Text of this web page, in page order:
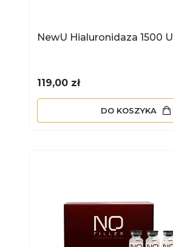
NewU Hialuronidaza 1500
Cena
119,00 zł
DO KOSZYKA